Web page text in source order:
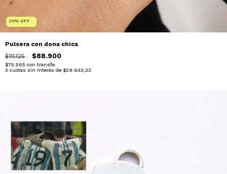
20% OFF
Pulsera con dona chica
$111.125 $88.900
$75.565 con transfe
3 cuotas sin interés de $29.633,33